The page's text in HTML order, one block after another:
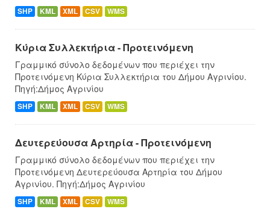
SHP KML XML CSV WMS
Κύρια Συλλεκτήρια - Προτεινόμενη
Γραμμικό σύνολο δεδομένων που περιέχει την
Προτεινόμενη Κύρια Συλλεκτήρια του Δήμου Αγρινίου.
Πηγή:Δήμος Αγρινίου
SHP KML XML CSV WMS
Δευτερεύουσα Αρτηρία - Προτεινόμενη
Γραμμικό σύνολο δεδομένων που περιέχει την
Προτεινόμενη Δευτερεύουσα Αρτηρία του Δήμου
Αγρινίου. Πηγή:Δήμος Αγρινίου
SHP KML XML CSV WMS